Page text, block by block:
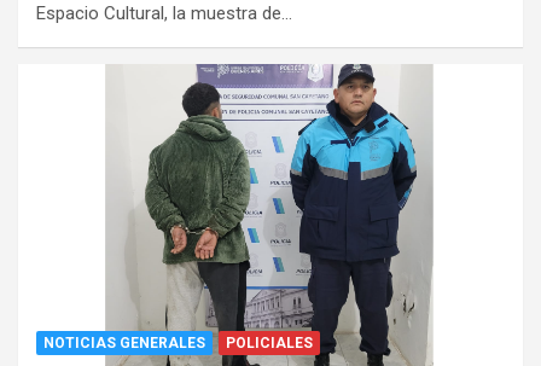
Espacio Cultural, la muestra de…
NOTICIAS GENERALES POLICIALES